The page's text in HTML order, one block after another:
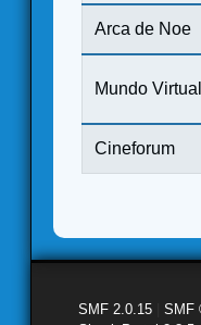
Arca de Noe
Mundo Virtual
Cineforum
SMF 2.0.15 SMF